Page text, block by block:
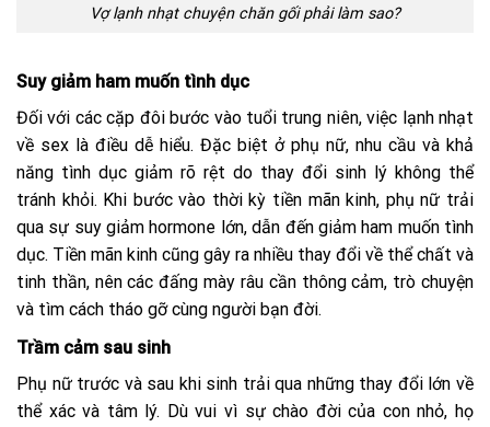
Vợ lạnh nhạt chuyện chăn gối phải làm sao?
Suy giảm ham muốn tình dục
Đối với các cặp đôi bước vào tuổi trung niên, việc lạnh nhạt
về sex là điều dễ hiểu. Đặc biệt ở phụ nữ, nhu cầu và khả
năng tình dục giảm rõ rệt do thay đổi sinh lý không thể
tránh khỏi. Khi bước vào thời kỳ tiền mãn kinh, phụ nữ trải
qua sự suy giảm hormone lớn, dẫn đến giảm ham muốn tình
dục. Tiền mãn kinh cũng gây ra nhiều thay đổi về thể chất và
tinh thần, nên các đấng mày râu cần thông cảm, trò chuyện
và tìm cách tháo gỡ cùng người bạn đời.
Trầm cảm sau sinh
Phụ nữ trước và sau khi sinh trải qua những thay đổi lớn về
thể xác và tâm lý. Dù vui vì sự chào đời của con nhỏ, họ